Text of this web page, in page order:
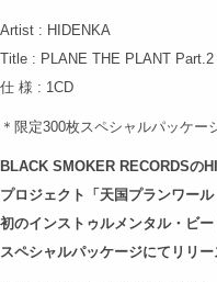
Artist : HIDENKA
Title : PLANE THE PLANT Part.2
仕 様 : 1CD
＊限定300枚スペシャルパッケー
BLACK SMOKER RECORDSの
プロジェクト「天国プランワー
初のインストゥルメンタル・ビ
スペシャルパッケージにてリリー